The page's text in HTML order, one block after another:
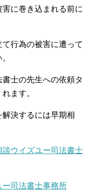
に巻き込まれる前に
行為の被害に遭って
士の先生への依頼タ
ます。
決するには早期相
談ウイズユー司法書士
ー司法書士事務所